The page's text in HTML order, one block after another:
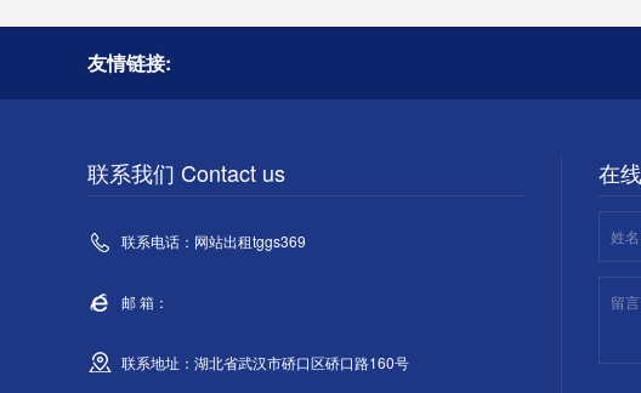
友情链接:
联系我们 Contact us
联系电话：网站出租tggs369
邮 箱：
联系地址：湖北省武汉市硚口区硚口路160号
在
姓名
留言